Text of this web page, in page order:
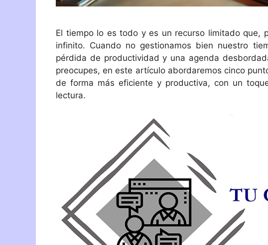
El tiempo lo es todo y es un recurso limitado que,
infinito. Cuando no gestionamos bien nuestro
pérdida de productividad y una agenda
preocupes, en este artículo abordaremos cinco
de forma más eficiente y productiva, con un
lectura.